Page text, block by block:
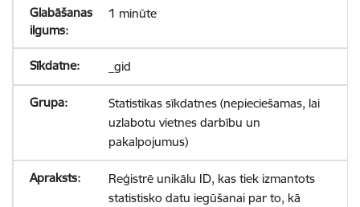
1 minūte
_gid
Statistikas sīkdatnes (nepieciešamas, lai
uzlabotu vietnes darbību un
pakalpojumus)
Reģistrē unikālu ID, kas tiek izmantots
statistisko datu iegūšanai par to, kā